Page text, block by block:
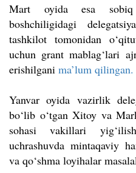
Mart oyida esa
boshchiligidagi
tashkilot tomonidan
uchun grant mablag‘lari
erishilgani ma’lum qilingan.
Yanvar oyida vazirlik
bo‘lib o‘tgan Xitoy va
sohasi vakillari
uchrashuvda mintaqaviy
va qo‘shma loyihalar